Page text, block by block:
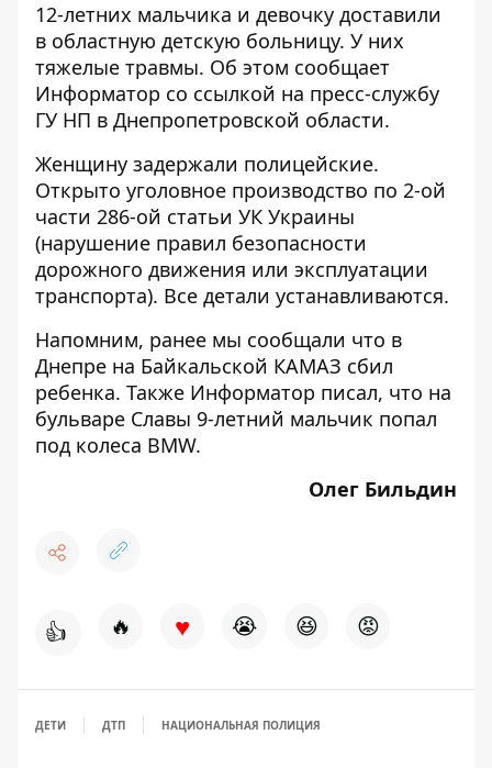
12-летних мальчика и девочку доставили
в областную детскую больницу. У них
тяжелые травмы. Об этом сообщает
Информатор со ссылкой на пресс-службу
ГУ НП в Днепропетровской области.
Женщину задержали полицейские.
Открыто уголовное производство по 2-ой
части 286-ой статьи УК Украины
(нарушение правил безопасности
дорожного движения или эксплуатации
транспорта). Все детали устанавливаются.
Напомним, ранее мы сообщали что в
Днепре на Байкальской КАМАЗ сбил
ребенка. Также Информатор писал, что на
бульваре Славы 9-летний мальчик попал
под колеса BMW.
Олег Бильдин
👍 🔥 ♥ 😭 😆 😡
ДЕТИ ДТП НАЦИОНАЛЬНАЯ ПОЛИЦИЯ